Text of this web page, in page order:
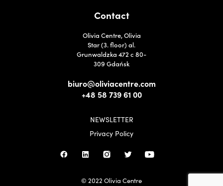
Contact
Olivia Centre, Olivia
Star (3. floor) al.
Grunwaldzka 472 c 80-
309 Gdańsk
biuro@oliviacentre.com
+48 58 739 61 00
NEWSLETTER
Privacy Policy
© 2022 Olivia Centre